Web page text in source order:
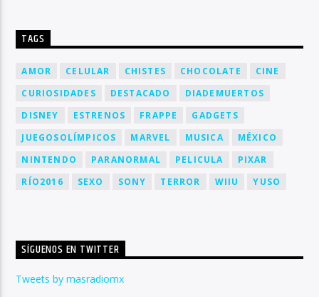
TAGS
AMOR CELULAR CHISTES CHOCOLATE
CINE
CURIOSIDADES
DESTACADO
DIADEMUERTOS
DISNEY
ESTRENOS FRAPPE
GADGETS
JUEGOSOLÍMPICOS
MARVEL MUSICA
MÉXICO
NINTENDO
PARANORMAL PELICULA
PIXAR
RÍO2016
SEXO SONY TERROR WIIU YUSO
SÍGUENOS EN TWITTER
Tweets by masradiomx